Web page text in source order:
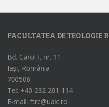
FACULTATEA DE TEOLOGIE
Bd. Carol I, nr. 11
Iași, România
700506
Tel: +40 232 201 114
E-mail: ftrc@uaic.ro